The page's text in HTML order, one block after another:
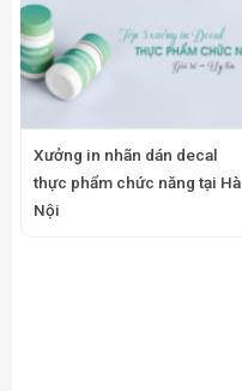
Xưởng in nhãn dán decal
thực phẩm chức năng tại Hà
Nội